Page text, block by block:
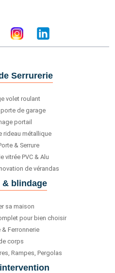
Serrurerie
volet roulant
de garage
portail
rideau métallique
& Serrure
vitrée PVC & Alu
de vérandas
& blindage
sa maison
pour bien choisir
& Ferronnerie
corps
Rampes, Pergolas